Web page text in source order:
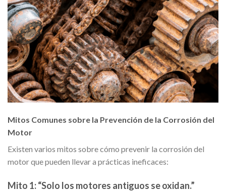
Mitos Comunes sobre la Prevención de la Corrosión del
Motor
Existen varios mitos sobre cómo prevenir la corrosión del
motor que pueden llevar a prácticas ineficaces:
Mito 1: “Solo los motores antiguos se oxidan.”